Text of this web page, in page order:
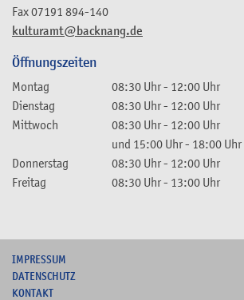
kulturamt@backnang.de
Fax07191 894-140
Öffnungszeiten
Montag 08:30 Uhr- 12:00 Uhr
Dienstag
08:30 Uhr- 12:00 Uhr
Mittwoch
08:30 Uhr- 12:00 Uhr
und 15:00 Uhr- 18:00 Uhr
Donnerstag
08:30 Uhr- 12:00 Uhr
Freitag
08:30 Uhr- 13:00 Uhr
IMPRESSUM
DATENSCHUTZ
KONTAKT